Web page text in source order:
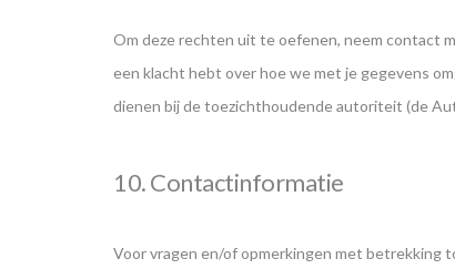
Om deze rechten uit te oefenen, neem contact
een klacht hebt over hoe we met je gegevens
dienen bij de toezichthoudende autoriteit (de
10. Contactinformatie
Voor vragen en/of opmerkingen met betrekking